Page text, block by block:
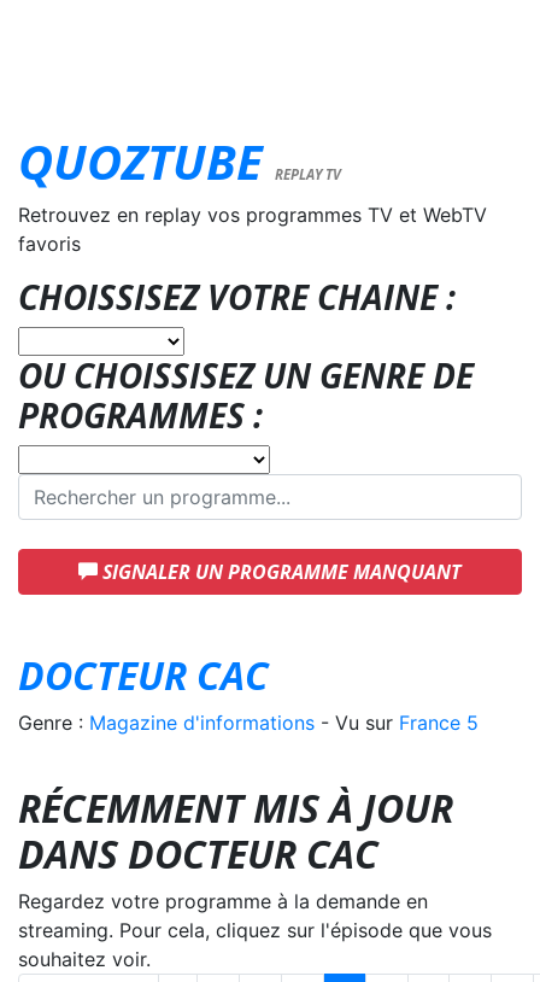
QUOZTUBE REPLAY TV
Retrouvez en replay vos programmes TV et WebTV
favoris
CHOISSISEZ VOTRE CHAINE :
OU CHOISSISEZ UN GENRE DE
PROGRAMMES :
SIGNALER UN PROGRAMME MANQUANT
DOCTEUR CAC
Genre : Magazine d'informations - Vu sur France 5
RÉCEMMENT MIS À JOUR
DANS DOCTEUR CAC
Regardez votre programme à la demande en
streaming. Pour cela, cliquez sur l'épisode que vous
souhaitez voir.